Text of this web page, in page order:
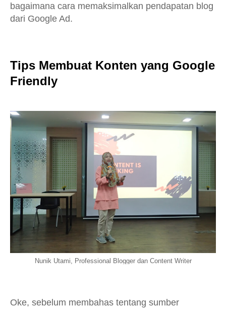
bagaimana cara memaksimalkan pendapatan blog
dari Google Ad.
Tips Membuat Konten yang Google
Friendly
Nunik Utami, Professional Blogger dan Content Writer
Oke, sebelum membahas tentang sumber